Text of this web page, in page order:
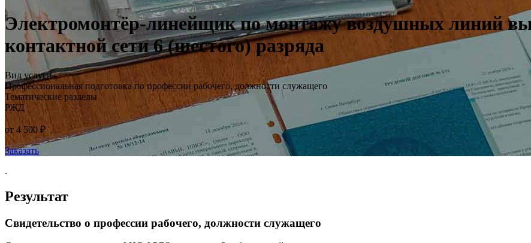
Электромонтёр-линейщик по монтажу воздушных линий
контактной сети 6 (шестого) разряда
Вид услуги
Профессиональная подготовка по профессии рабочего, должности служащего
Тематические разделы
РЖД
от 4 500 ₽
Заказать
.
Результат
Свидетельство о профессии рабочего, должности служащего